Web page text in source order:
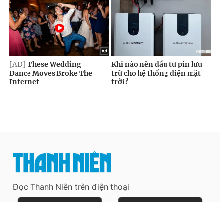
Đọc Thanh Niên trên điện thoại